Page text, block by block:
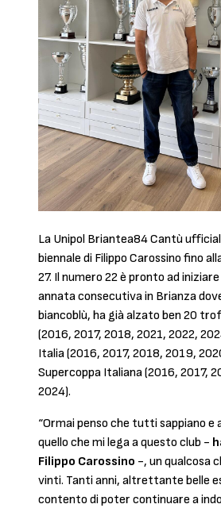
La Unipol Briantea84 Cantù
biennale di Filippo Carossino fino
27. Il numero 22 è pronto ad
annata consecutiva in Brianza
biancoblù, ha già alzato ben 20
(2016, 2017, 2018, 2021, 2022,
Italia (2016, 2017, 2018, 2019,
Supercoppa Italiana (2016, 2017,
2024).
“Ormai penso che tutti sappiano e
quello che mi lega a questo club -
Filippo Carossino -, un qualcosa
vinti. Tanti anni, altrettante belle
contento di poter continuare a